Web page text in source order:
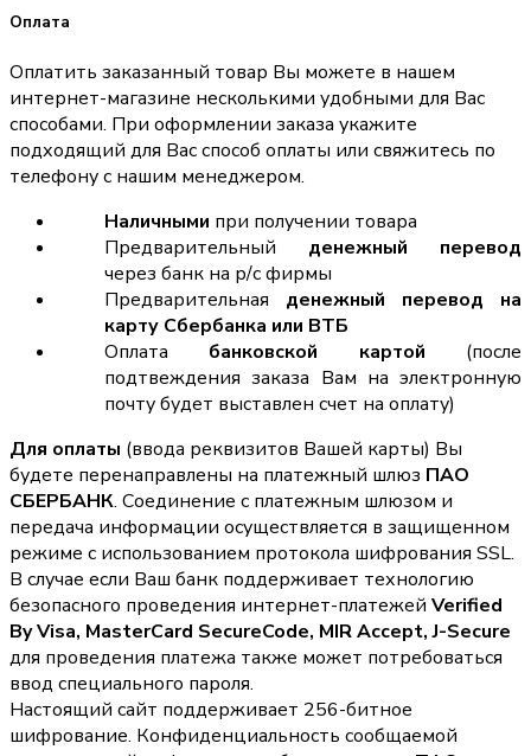
Оплата
Оплатить заказанный товар Вы можете в нашем
интернет-магазине несколькими удобными для Вас
способами. При оформлении заказа укажите
подходящий для Вас способ оплаты или свяжитесь по
телефону с нашим менеджером.
Наличными при получении товара
Предварительный денежный перевод
через банк на р/с фирмы
Предварительная денежный перевод на
карту Сбербанка или ВТБ
Оплата банковской картой (после
подтвеждения заказа Вам на электронную
почту будет выставлен счет на оплату)
Для оплаты (ввода реквизитов Вашей карты) Вы
будете перенаправлены на платежный шлюз ПАО
СБЕРБАНК. Соединение с платежным шлюзом и
передача информации осуществляется в защищенном
режиме с использованием протокола шифрования SSL.
В случае если Ваш банк поддерживает технологию
безопасного проведения интернет-платежей Verified
By Visa, MasterCard SecureCode, MIR Accept, J-Secure
для проведения платежа также может потребоваться
ввод специального пароля.
Настоящий сайт поддерживает 256-битное
шифрование. Конфиденциальность сообщаемой